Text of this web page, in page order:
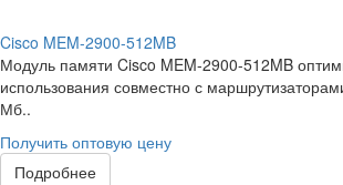
Cisco MEM-2900-512MB
Модуль памяти Cisco MEM-2900-512MB
использования совместно с
Мб..
Получить оптовую цену
Подробнее